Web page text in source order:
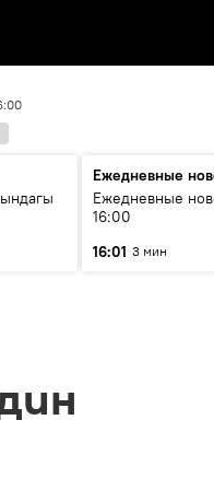
Ежедневные
Ежедневные
16:00
16:01 3 мин